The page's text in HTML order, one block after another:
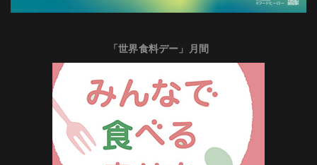
「世界食料デー」月間